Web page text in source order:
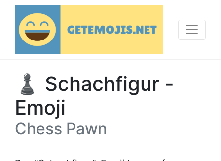
♟ Schachfigur -
Emoji
Chess Pawn